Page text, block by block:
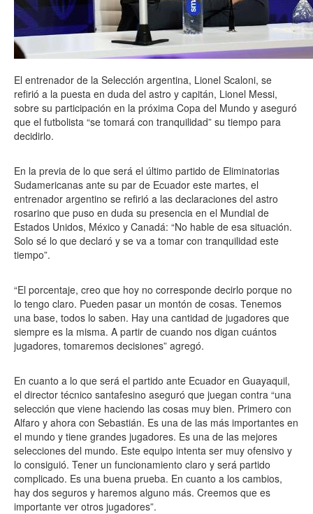
El entrenador de la Selección argentina, Lionel Scaloni, se
refirió a la puesta en duda del astro y capitán, Lionel Messi,
sobre su participación en la próxima Copa del Mundo y aseguró
que el futbolista “se tomará con tranquilidad” su tiempo para
decidirlo.
En la previa de lo que será el último partido de Eliminatorias
Sudamericanas ante su par de Ecuador este martes, el
entrenador argentino se refirió a las declaraciones del astro
rosarino que puso en duda su presencia en el Mundial de
Estados Unidos, México y Canadá: “No hable de esa situación.
Solo sé lo que declaró y se va a tomar con tranquilidad este
tiempo”.
“El porcentaje, creo que hoy no corresponde decirlo porque no
lo tengo claro. Pueden pasar un montón de cosas. Tenemos
una base, todos lo saben. Hay una cantidad de jugadores que
siempre es la misma. A partir de cuando nos digan cuántos
jugadores, tomaremos decisiones” agregó.
En cuanto a lo que será el partido ante Ecuador en Guayaquil,
el director técnico santafesino aseguró que juegan contra “una
selección que viene haciendo las cosas muy bien. Primero con
Alfaro y ahora con Sebastián. Es una de las más importantes en
el mundo y tiene grandes jugadores. Es una de las mejores
selecciones del mundo. Este equipo intenta ser muy ofensivo y
lo consiguió. Tener un funcionamiento claro y será partido
complicado. Es una buena prueba. En cuanto a los cambios,
hay dos seguros y haremos alguno más. Creemos que es
importante ver otros jugadores”.